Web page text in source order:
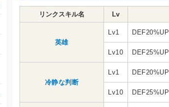
リンクスキル名 Lv
英雄
Lv1 DEF20%UP
Lv10 DEF25%UP
冷静な判断
Lv1 DEF20%UP
Lv10 DEF25%UP